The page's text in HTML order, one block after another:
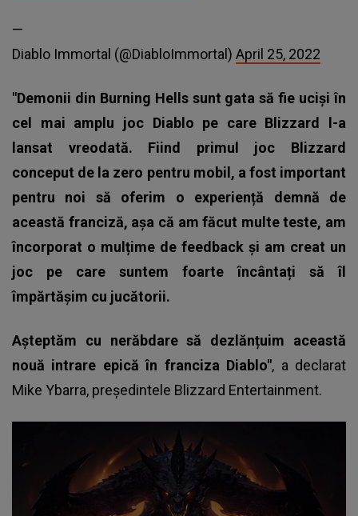
—
Diablo Immortal (@DiabloImmortal) April 25, 2022
"Demonii din Burning Hells sunt gata să fie uciși în
cel mai amplu joc Diablo pe care Blizzard l-a
lansat vreodată. Fiind primul joc Blizzard
conceput de la zero pentru mobil, a fost important
pentru noi să oferim o experiență demnă de
această franciză, așa că am făcut multe teste, am
încorporat o mulțime de feedback și am creat un
joc pe care suntem foarte încântați să îl
împărtășim cu jucătorii.
Așteptăm cu nerăbdare să dezlănțuim această
nouă intrare epică în franciza Diablo", a declarat
Mike Ybarra, preşedintele Blizzard Entertainment.